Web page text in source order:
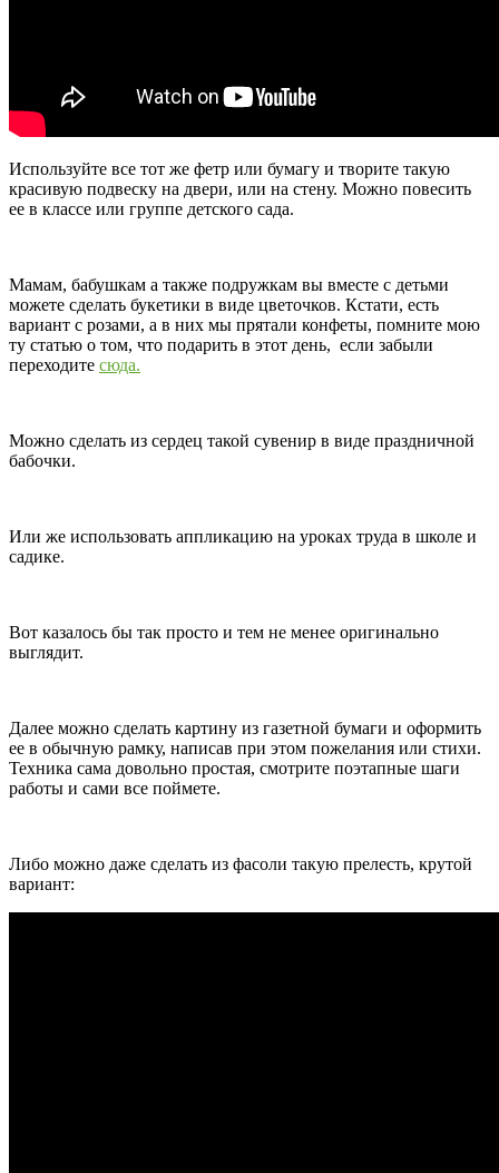
Используйте все тот же фетр или бумагу и творите такую
красивую подвеску на двери, или на стену. Можно повесить
ее в классе или группе детского сада.
Мамам, бабушкам а также подружкам вы вместе с детьми
можете сделать букетики в виде цветочков. Кстати, есть
вариант с розами, а в них мы прятали конфеты, помните мою
ту статью о том, что подарить в этот день, если забыли
переходите сюда.
Можно сделать из сердец такой сувенир в виде праздничной
бабочки.
Или же использовать аппликацию на уроках труда в школе и
садике.
Вот казалось бы так просто и тем не менее оригинально
выглядит.
Далее можно сделать картину из газетной бумаги и оформить
ее в обычную рамку, написав при этом пожелания или стихи.
Техника сама довольно простая, смотрите поэтапные шаги
работы и сами все поймете.
Либо можно даже сделать из фасоли такую прелесть, крутой
вариант: